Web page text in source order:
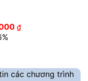
₫Giá
các chương trình